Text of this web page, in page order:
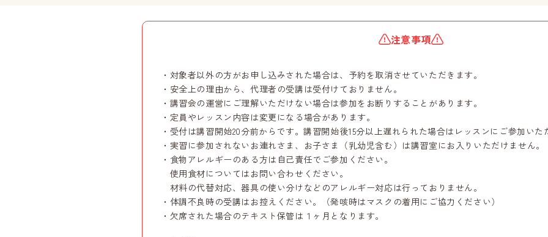
注意事項
・対象者以外の方がお申し込みされた場合は、予約を取消させていただきます。
・安全上の理由から、代理者の受講は受付けておりません。
・講習会の運営にご理解いただけない場合は参加をお断りすることがあります。
・定員やレッスン内容は変更になる場合があります。
・受付は講習開始20分前からです。講習開始後15分以上遅れられた場合はレッスンにご参加いた
・実習に参加されないお連れさま、お子さま（乳幼児含む）は講習室にお入りいただけません。
・食物アレルギーのある方は自己責任でご参加ください。
使用食材についてはお問い合わせください。
材料の代替対応、器具の使い分けなどのアレルギー対応は行っておりません。
・体調不良時の受講はお控えください。（発咳時はマスクの着用にご協力ください）
・欠席された場合のテキスト保管は１ヶ月となります。